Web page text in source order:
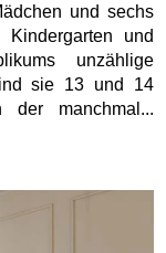
und sechs
und
unzählige
sie 13 und 14
manchmal...